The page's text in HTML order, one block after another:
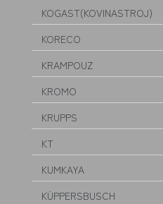
KOGAST(KOVINASTROJ)
KORECO
KRAMPOUZ
KROMO
KRUPPS
KT
KUMKAYA
KÜPPERSBUSCH